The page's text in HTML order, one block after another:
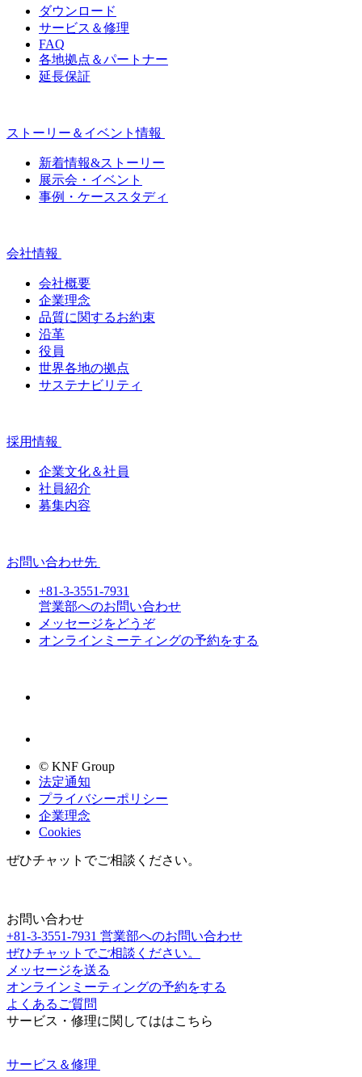
ダウンロード
サービス＆修理
FAQ
各地拠点＆パートナー
延長保証
ストーリー＆イベント情報
新着情報&ストーリー
展示会・イベント
事例・ケーススタディ
会社情報
会社概要
企業理念
品質に関するお約束
沿革
役員
世界各地の拠点
サステナビリティ
採用情報
企業文化＆社員
社員紹介
募集内容
お問い合わせ先
+81-3-3551-7931
営業部へのお問い合わせ
メッセージをどうぞ
オンラインミーティングの予約をする
© KNF Group
法定通知
プライバシーポリシー
企業理念
Cookies
ぜひチャットでご相談ください。
お問い合わせ
+81-3-3551-7931 営業部へのお問い合わせ
ぜひチャットでご相談ください。
メッセージを送る
オンラインミーティングの予約をする
よくあるご質問
サービス・修理に関してははこちら
サービス＆修理